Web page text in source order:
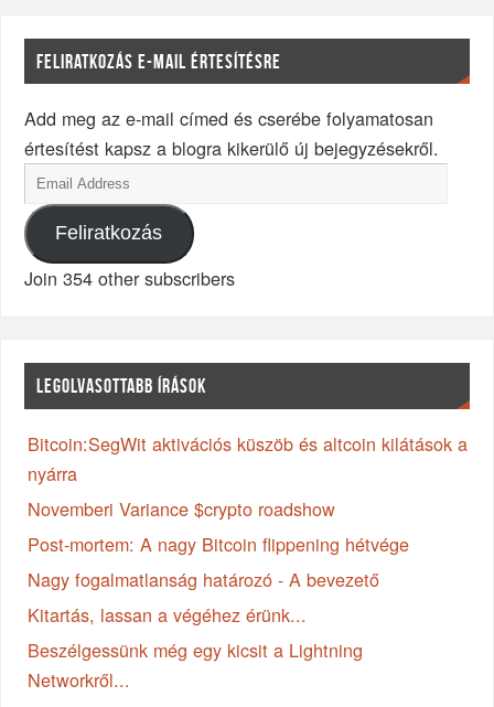
FELIRATKOZÁS E-MAIL ÉRTESÍTÉSRE
Add meg az e-mail címed és cserébe folyamatosan
értesítést kapsz a blogra kikerülő új bejegyzésekről.
Feliratkozás
Join 354 other subscribers
LEGOLVASOTTABB ÍRÁSOK
Bitcoin:SegWit aktivációs küszöb és altcoin kilátások a
nyárra
Novemberi Variance $crypto roadshow
Post-mortem: A nagy Bitcoin flippening hétvége
Nagy fogalmatlanság határozó - A bevezető
Kitartás, lassan a végéhez érünk...
Beszélgessünk még egy kicsit a Lightning
Networkről...